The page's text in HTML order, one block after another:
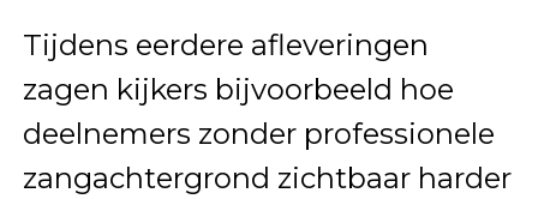
Tijdens eerdere afleveringen
zagen kijkers bijvoorbeeld hoe
deelnemers zonder professionele
zangachtergrond zichtbaar harder